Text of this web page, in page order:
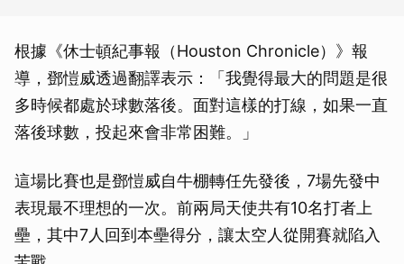
根據《休士頓紀事報（Houston Chronicle）》報
導，鄧愷威透過翻譯表示：「我覺得最大的問題是很
多時候都處於球數落後。面對這樣的打線，如果一直
落後球數，投起來會非常困難。」
這場比賽也是鄧愷威自牛棚轉任先發後，7場先發中
表現最不理想的一次。前兩局天使共有10名打者上
壘，其中7人回到本壘得分，讓太空人從開賽就陷入